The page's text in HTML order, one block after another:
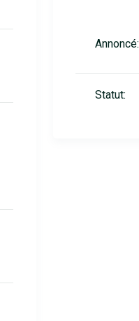
Annoncé:
Statut: